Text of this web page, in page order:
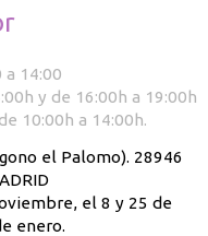
a 14:00
y de 16:00h a 19:00h
10:00h a 14:00h.
el Palomo). 28946
el 8 y 25 de
enero.